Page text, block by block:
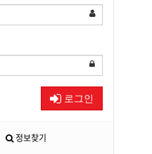
로그인
정보찾기